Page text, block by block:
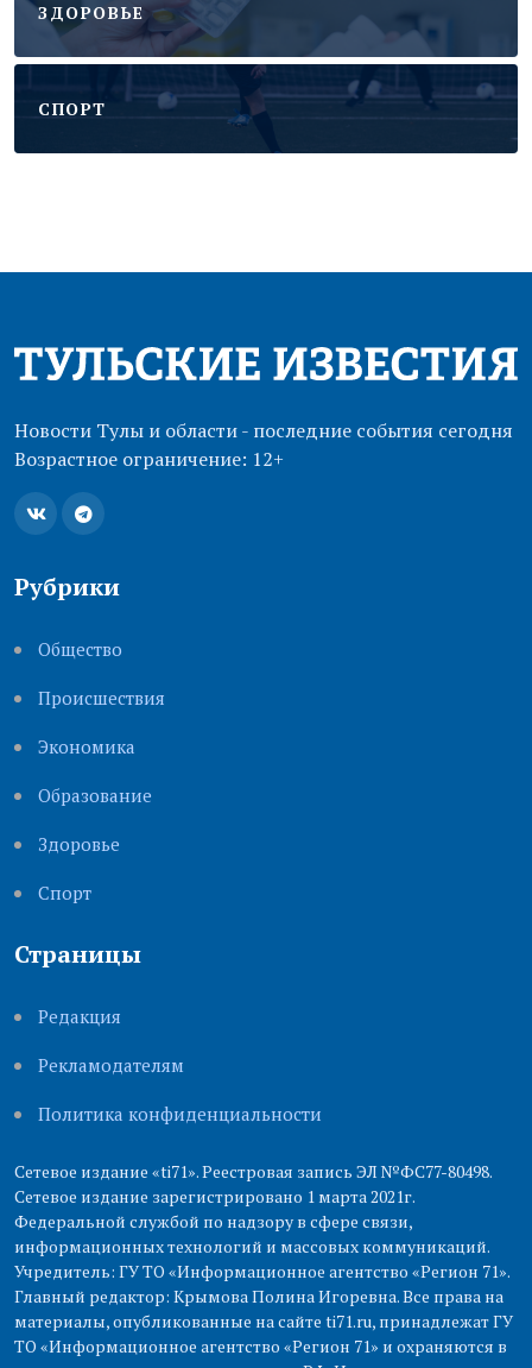
ЗДОРОВЬЕ
CПОРТ
Новости Тулы и области - последние события сегодня
Возрастное ограничение: 12+
Рубрики
Общество
Происшествия
Экономика
Образование
Здоровье
Cпорт
Страницы
Редакция
Рекламодателям
Политика конфиденциальности
Сетевое издание «ti71». Реестровая запись ЭЛ №ФС77-80498.
Сетевое издание зарегистрировано 1 марта 2021г.
Федеральной службой по надзору в сфере связи,
информационных технологий и массовых коммуникаций.
Учредитель: ГУ ТО «Информационное агентство «Регион 71».
Главный редактор: Крымова Полина Игоревна. Все права на
материалы, опубликованные на сайте ti71.ru, принадлежат ГУ
ТО «Информационное агентство «Регион 71» и охраняются в